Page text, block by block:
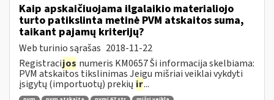
Kaip apskaičiuojama ilgalaikio materialiojo
turto patikslinta metinė PVM atskaitos suma,
taikant pajamų kriterijų?
Web turinio sąrašas 2018-11-22
Registracijos numeris KM0657 Ši informacija skelbiama:
PVM atskaitos tikslinimas Jeigu mišriai veiklai vykdyti
įsigytų (importuotų) prekių ir...